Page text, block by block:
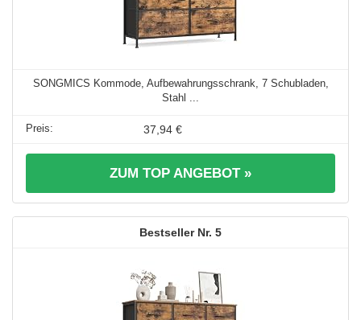
SONGMICS Kommode, Aufbewahrungsschrank, 7 Schubladen,
Stahl ...
37,94 €
ZUM TOP ANGEBOT »
5